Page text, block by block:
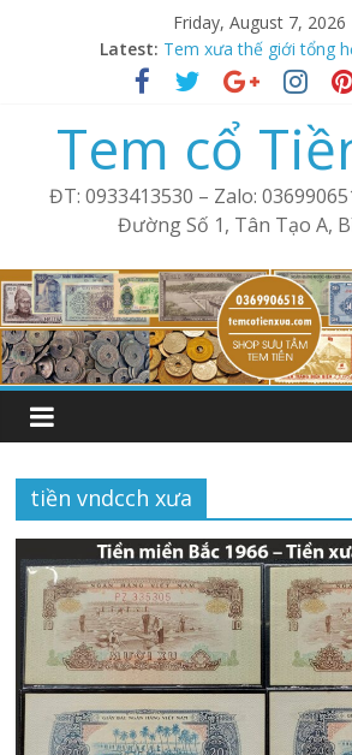
Friday, August 7, 2026
Latest: Tem xưa thế giới tổng
Bán tem cổ xưa thế giới
Bán tem xưa cổ thế giới
Phong bì Mỹ cổ – Tem
Tem cổ thế giới tổng
Tem cổ
ĐT: 0933413530 – Zalo:
Đường Số 1, Tân Tạo A,
tiền vndcch xưa